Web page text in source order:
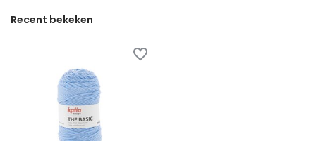
Recent bekeken